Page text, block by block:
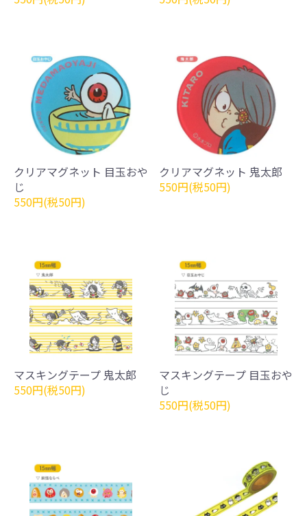
クリアマグネット 目玉おや
じ
550円(税50円)
クリアマグネット 鬼太郎
550円(税50円)
マスキングテープ 鬼太郎
550円(税50円)
マスキングテープ 目玉おや
じ
550円(税50円)